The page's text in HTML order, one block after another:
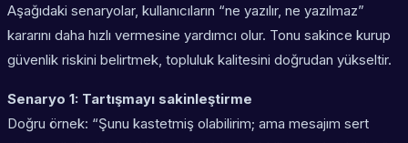
Aşağıdaki senaryolar, kullanıcıların “ne yazılır, ne yazılmaz”
kararını daha hızlı vermesine yardımcı olur. Tonu sakince kurup
güvenlik riskini belirtmek, topluluk kalitesini doğrudan yükseltir.
Senaryo 1: Tartışmayı sakinleştirme
Doğru örnek: “Şunu kastetmiş olabilirim; ama mesajım sert